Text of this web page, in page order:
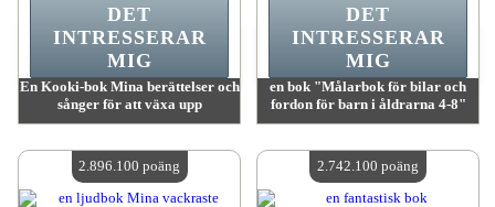
En Kooki-bok Mina berättelser och
sånger för att växa upp
Antal tillgängliga:4
DET
INTRESSERAR
MIG
en bok "Målarbok för bilar och
fordon för barn i åldrarna 4-8"
Antal tillgängliga:4
DET
INTRESSERAR
MIG
2.896.100 poäng 2.742.100 poäng